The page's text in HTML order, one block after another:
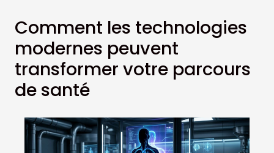
Comment les technologies
modernes peuvent
transformer votre parcours
de santé